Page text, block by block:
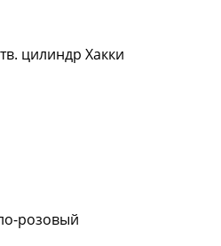
цилиндр Хакки
розовый